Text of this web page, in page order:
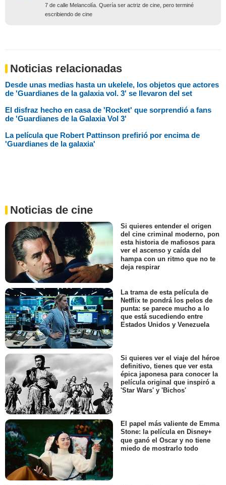
7 de calle Melancolía. Quería ser actriz de cine, pero terminé
escribiendo de cine
Noticias relacionadas
Desde unas medias hasta un ukelele, los objetos que actores
de 'Guardianes de la galaxia vol. 3' se llevaron del set
El disfraz hecho en casa de 'Rocket' que sorprendió a fans
de 'Guardianes de la Galaxia Vol 3'
La película que Robert Pattinson prefirió por encima de
'Guardianes de la galaxia'
Noticias de cine
Si quieres entender el origen
del cine criminal moderno, pon
esta historia de mafiosos para
ver el ascenso y caída del
hampa con un ritmo que no te
deja respirar
La trama de esta película de
Netflix te pondrá los pelos de
punta: se parece mucho a lo
que está sucediendo entre
Estados Unidos y Venezuela
Si quieres ver el viaje del héroe
definitivo, tienes que ver esta
épica japonesa para conocer la
película original que inspiró a
'Star Wars' y 'Bichos'
El papel más valiente de Emma
Stone: la película en Disney+
que ganó el Oscar y no tiene
miedo de mostrarlo todo